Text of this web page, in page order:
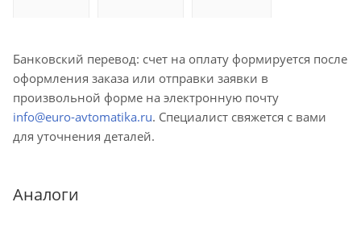
Банковский перевод: счет на оплату формируется после
оформления заказа или отправки заявки в
произвольной форме на электронную почту
info@euro-avtomatika.ru. Специалист свяжется с вами
для уточнения деталей.
Аналоги